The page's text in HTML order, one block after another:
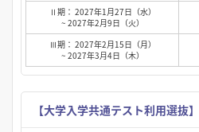
Ⅱ期： 2027年1月27日（水）
~ 2027年2月9日（火）
Ⅲ期： 2027年2月15日（月）
~ 2027年3月4日（木）